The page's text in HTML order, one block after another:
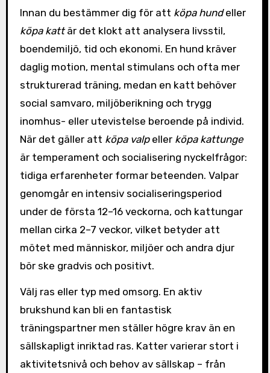
Innan du bestämmer dig för att köpa hundeller
köpa kattär det klokt att analysera livsstil,
boendemiljö, tid och ekonomi. En hund kräver
daglig motion, mental stimulans och ofta mer
strukturerad träning, medan en katt behöver
social samvaro, miljöberikning och trygg
inomhus- eller utevistelse beroende på individ.
När det gäller att köpa valpeller köpa kattunge
är temperament och socialisering nyckelfrågor:
tidiga erfarenheter formar beteenden. Valpar
genomgår en intensiv socialiseringsperiod
under de första 12–16 veckorna, och kattungar
mellan cirka 2–7 veckor, vilket betyder att
mötet med människor, miljöer och andra djur
bör ske gradvis och positivt.
Välj ras eller typ med omsorg. En aktiv
brukshund kan bli en fantastisk
träningspartner men ställer högre krav än en
sällskapligt inriktad ras. Katter varierar stort i
aktivitetsnivå och behov av sällskap – från